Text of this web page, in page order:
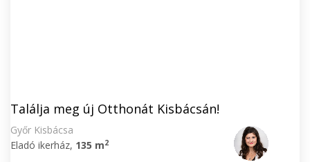
Találja meg új Otthonát Kisbácsán!
Győr Kisbácsa
Eladó ikerház, 135 m2